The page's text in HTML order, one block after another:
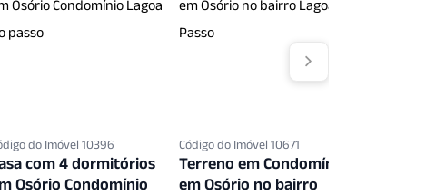
do Imóvel 10396
com 4 dormitórios
Osório Condomínio
Código do Imóvel 10671
Terreno em Condomínio
em Osório no bairro